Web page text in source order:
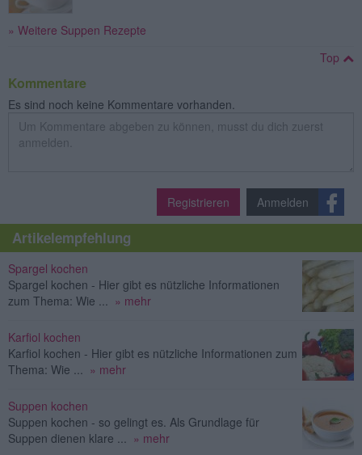
» Weitere Suppen Rezepte
Top
Kommentare
Es sind noch keine Kommentare vorhanden.
Registrieren Anmelden
Artikelempfehlung
Spargel kochen
Spargel kochen - Hier gibt es nützliche Informationen
zum Thema: Wie ... » mehr
Karfiol kochen
Karfiol kochen - Hier gibt es nützliche Informationen zum
Thema: Wie ... » mehr
Suppen kochen
Suppen kochen - so gelingt es. Als Grundlage für
Suppen dienen klare ... » mehr